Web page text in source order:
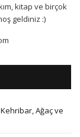
kitap ve birçok
geldiniz :)
Ağaç ve